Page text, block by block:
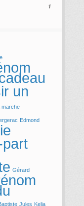
1
un
marche
Edmond
Gérard
Jules Kelia